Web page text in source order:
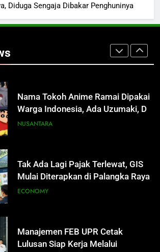
Diduga Sengaja Dibakar Penghuninya
Nama Tokoh Anime Ramai Dipakai
Warga Indonesia, Ada Uzumaki, D.
Luffy, Shinchan, hingga Doraemon
Tak Ada Lagi Pajak Terlewat, GIS
Mulai Diterapkan di Palangka Raya
ECONOMY
Manajemen FEB UPR Cetak
Lulusan Siap Kerja Melalui
Program Magang Berdampak
ECONOMY
Kebakaran Hebat Ludeskan
Permukiman di Pasar Besar